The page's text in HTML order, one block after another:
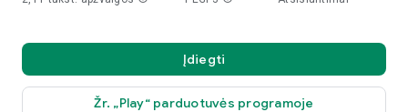
Įdiegti
Žr. „Play“ parduotuvės programoje